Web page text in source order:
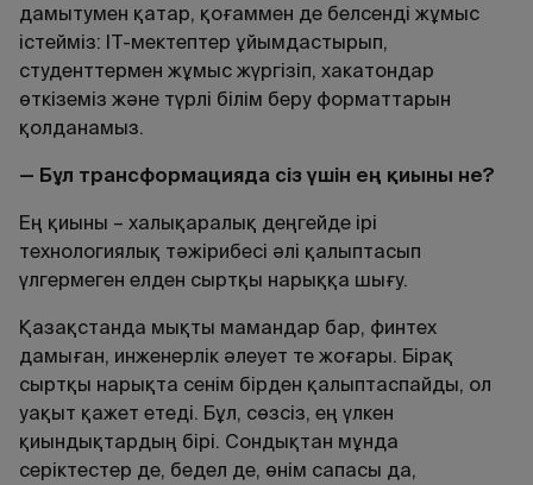
дамытумен қатар, қоғаммен де белсенді жұмыс
істейміз: IT-мектептер ұйымдастырып,
студенттермен жұмыс жүргізіп, хакатондар
өткіземіз және түрлі білім беру форматтарын
қолданамыз.
— Бұл трансформацияда сіз үшін ең қиыны не?
Ең қиыны – халықаралық деңгейде ірі
технологиялық тәжірибесі әлі қалыптасып
үлгермеген елден сыртқы нарыққа шығу.
Қазақстанда мықты мамандар бар, финтех
дамыған, инженерлік әлеует те жоғары. Бірақ
сыртқы нарықта сенім бірден қалыптаспайды, ол
уақыт қажет етеді. Бұл, сөзсіз, ең үлкен
қиындықтардың бірі. Сондықтан мұнда
серіктестер де, бедел де, өнім сапасы да,